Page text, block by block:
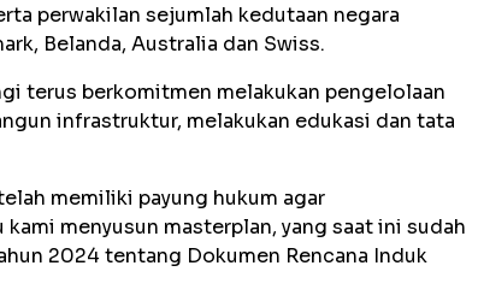
perwakilan sejumlah kedutaan negara
Belanda, Australia dan Swiss.
terus berkomitmen melakukan pengelolaan
infrastruktur, melakukan edukasi dan tata
memiliki payung hukum agar
menyusun masterplan, yang saat ini sudah
2024 tentang Dokumen Rencana Induk